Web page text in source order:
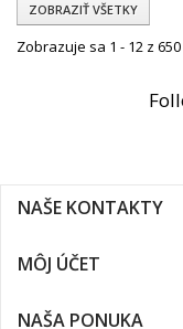
ZOBRAZIŤ VŠETKY
Zobrazuje sa 1 - 12 z
NAŠE KONTAKTY
MÔJ ÚČET
NAŠA PONUKA